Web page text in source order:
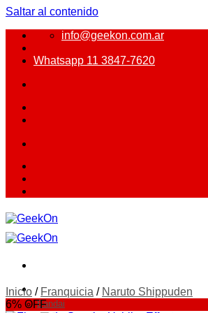
Saltar al contenido
info@geekon.com.ar
Whatsapp 11 3847-7620
FIGURAS
Bandai
Inicio / Franquicia / Naruto Shippuden
6% OFF